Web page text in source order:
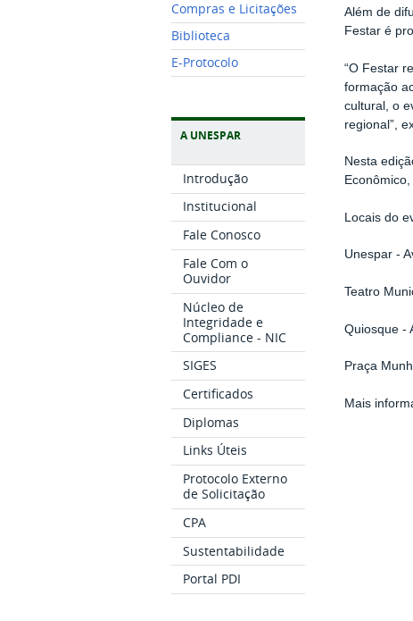
Compras e Licitações
Biblioteca
E-Protocolo
A UNESPAR
Introdução
Institucional
Fale Conosco
Fale Com o
Ouvidor
Núcleo de
Integridade e
Compliance - NIC
SIGES
Certificados
Diplomas
Links Úteis
Protocolo Externo
de Solicitação
CPA
Sustentabilidade
Portal PDI
Além de
Festar é
“O Festar
formação
cultural, o
regional”,
Nesta
Locais do
Unespar -
Teatro
Quiosque -
Praça
Mais